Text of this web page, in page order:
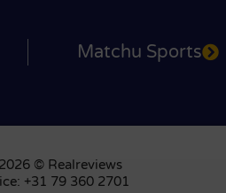
Matchu Sports
© Realreviews
+31 79 360 2701